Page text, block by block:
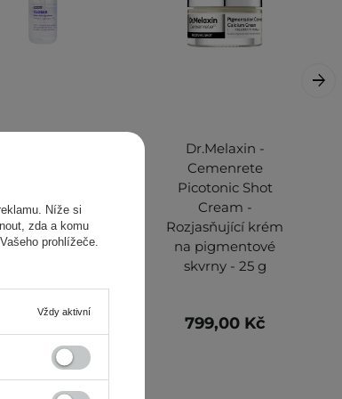
na redukci
pórů - 60 ml
395,00 Kč
Dr.Melaxin -
Cemenrete
Picotonic Shot
Cream -
Rozjasňující krém
na pigmentové
skvrny - 25 g
799,00 Kč
Níže si
zda a komu
prohlížeče.
Vždy aktivní